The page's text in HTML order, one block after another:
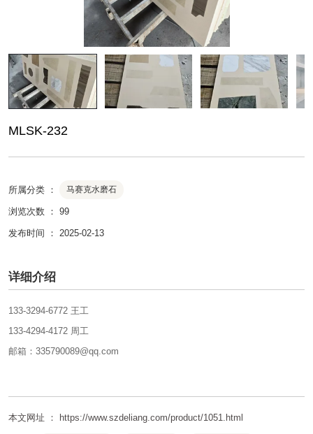
MLSK-232
所属分类 ： 马赛克水磨石
浏览次数 ： 99
发布时间 ： 2025-02-13
详细介绍
133-3294-6772 王工
133-4294-4172 周工
邮箱：335790089@qq.com
本文网址 ： https://www.szdeliang.com/product/1051.html